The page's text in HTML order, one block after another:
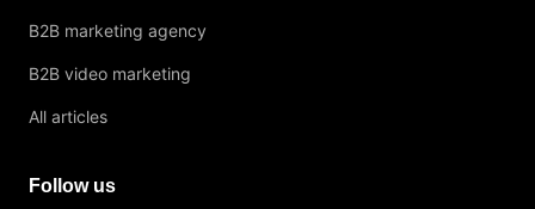
B2B marketing agency
B2B video marketing
All articles
Follow us